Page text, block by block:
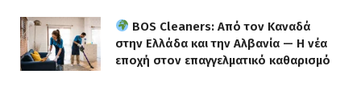
BOS Cleaners: Από τον Καναδά
στην Ελλάδα και την Αλβανία — Η νέα
εποχή στον επαγγελματικό καθαρισμό